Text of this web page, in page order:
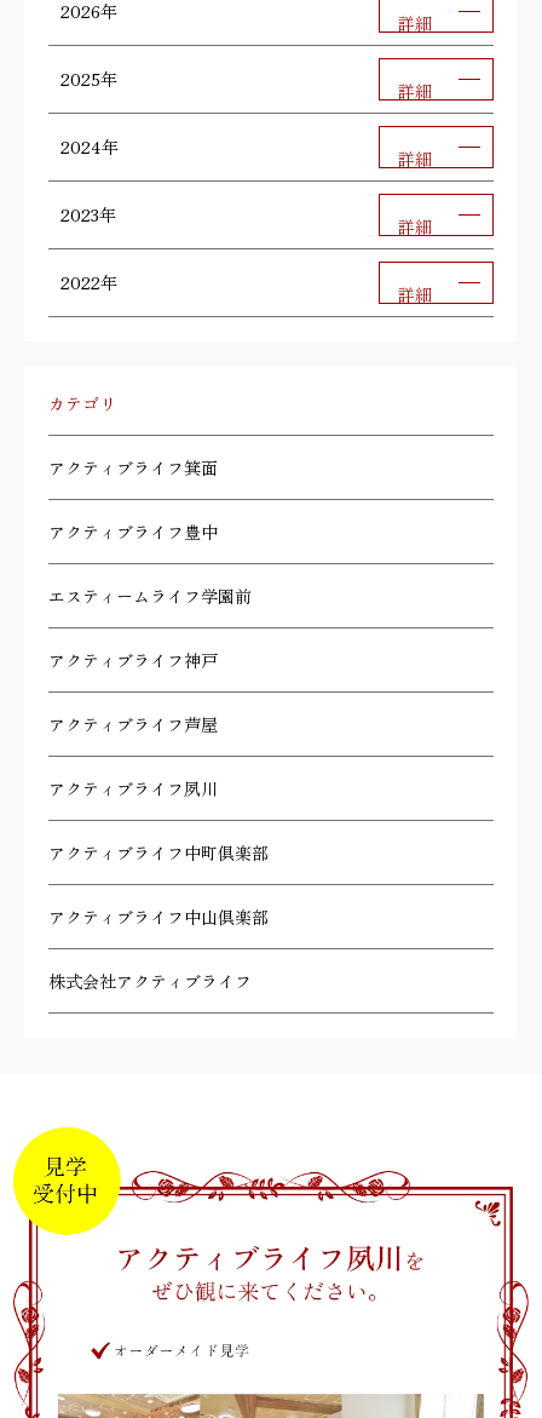
2026年 詳細
2025年 詳細
2024年 詳細
2023年 詳細
2022年 詳細
カテゴリ
アクティブライフ箕面
アクティブライフ豊中
エスティームライフ学園前
アクティブライフ神戸
アクティブライフ芦屋
アクティブライフ夙川
アクティブライフ中町倶楽部
アクティブライフ中山倶楽部
株式会社アクティブライフ